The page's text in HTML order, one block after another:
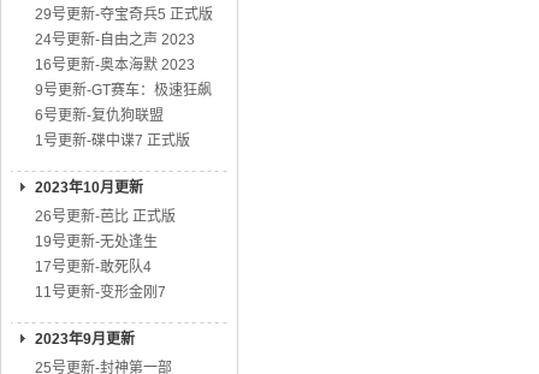
29号更新-夺宝奇兵5 正式版
24号更新-自由之声 2023
16号更新-奥本海默 2023
9号更新-GT赛车：极速狂飙
6号更新-复仇狗联盟
1号更新-碟中谍7 正式版
2023年10月更新
26号更新-芭比 正式版
19号更新-无处逢生
17号更新-敢死队4
11号更新-变形金刚7
2023年9月更新
25号更新-封神第一部